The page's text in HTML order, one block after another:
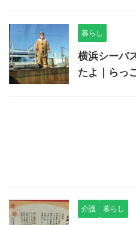
暮らし
横浜シーバ
たよ｜らっ
介護 暮らし